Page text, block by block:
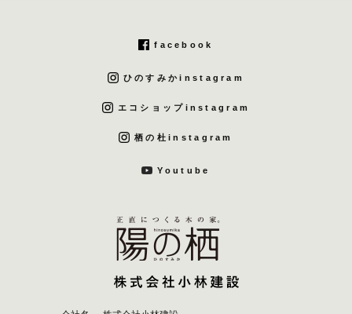
facebook
ひのすみかinstagram
エコショップinstagram
栖の杜instagram
Youtube